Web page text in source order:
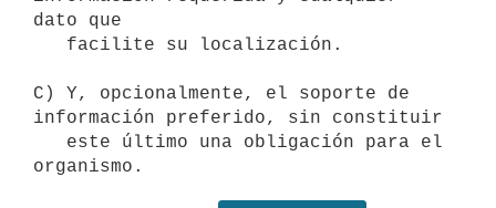
dato que
C) Y, opcionalmente, el soporte de
información preferido, sin constituir